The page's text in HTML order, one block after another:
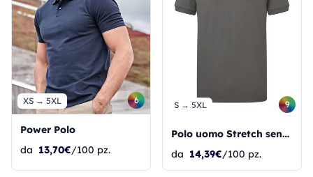
XS → 5XL 6
Power Polo
da 13,70€/100 pz.
S → 5XL 9
Polo uomo Stretch senza etichetta Signature
da 14,39€/100 pz.